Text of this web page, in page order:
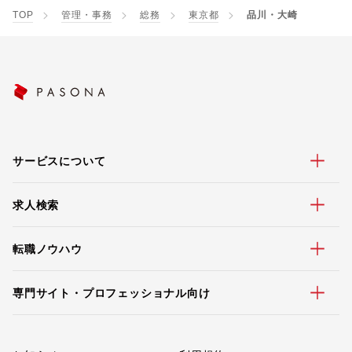
TOP 管理・事務 総務 東京都 品川・大崎
サービスについて
求人検索
転職ノウハウ
専門サイト・プロフェッショナル向け